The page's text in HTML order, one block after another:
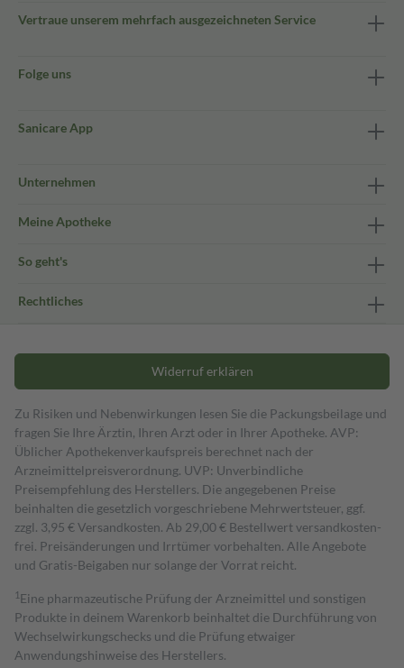
Vertraue unserem mehrfach ausgezeichneten Service
Folge uns
Sanicare App
Unternehmen
Meine Apotheke
So geht's
Rechtliches
Widerruf erklären
Zu Risiken und Nebenwirkungen lesen Sie die Packungsbeilage und
fragen Sie Ihre Ärztin, Ihren Arzt oder in Ihrer Apotheke. AVP:
Üblicher Apothekenverkaufspreis berechnet nach der
Arzneimittelpreisverordnung. UVP: Unverbindliche
Preisempfehlung des Herstellers. Die angegebenen Preise
beinhalten die gesetzlich vorgeschriebene Mehrwertsteuer, ggf.
zzgl. 3,95 € Versandkosten. Ab 29,00 € Bestell­wert versand­kosten­
frei. Preisänderungen und Irrtümer vorbehalten. Alle Angebote
und Gratis-Beigaben nur solange der Vorrat reicht.
1 Eine pharmazeutische Prüfung der Arzneimittel und sonstigen
Produkte in deinem Warenkorb beinhaltet die Durchführung von
Wechselwirkungschecks und die Prüfung etwaiger
Anwendungshinweise des Herstellers.